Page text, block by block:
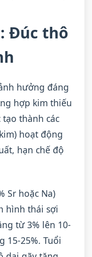
Đúc thô
hưởng đáng
hợp kim thiếu
thành các
hoạt động
hạn chế độ
Sr hoặc Na)
hình thái sợi
từ 3% lên 10-
15-25%. Tuổi